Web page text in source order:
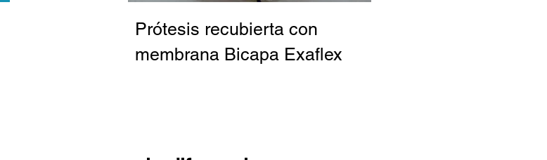
Prótesis recubierta con
membrana Bicapa Exaflex